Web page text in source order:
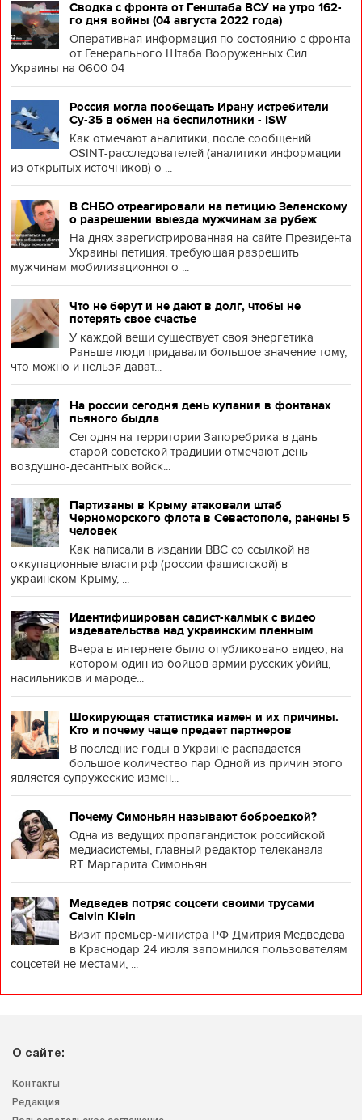
Сводка с фронта от Генштаба ВСУ на утро 162-
го дня войны (04 августа 2022 года)
Оперативная информация по состоянию с фронта
от Генерального Штаба Вооруженных Сил
Украины на 0600 04
Россия могла пообещать Ирану истребители
Су-35 в обмен на беспилотники - ISW
Как отмечают аналитики, после сообщений
OSINT-расследователей (аналитики информации
из открытых источников) о ...
В СНБО отреагировали на петицию Зеленскому
о разрешении выезда мужчинам за рубеж
На днях зарегистрированная на сайте Президента
Украины петиция, требующая разрешить
мужчинам мобилизационного ...
Что не берут и не дают в долг, чтобы не
потерять свое счастье
У каждой вещи существует своя энергетика
Раньше люди придавали большое значение тому,
что можно и нельзя дават...
На россии сегодня день купания в фонтанах
пьяного быдла
Сегодня на территории Запоребрика в дань
старой советской традиции отмечают день
воздушно-десантных войск...
Партизаны в Крыму атаковали штаб
Черноморского флота в Севастополе, ранены 5
человек
Как написали в издании BBC со ссылкой на
оккупационные власти рф (россии фашистской) в
украинском Крыму, ...
Идентифицирован садист-калмык с видео
издевательства над украинским пленным
Вчера в интернете было опубликовано видео, на
котором один из бойцов армии русских убийц,
насильников и мароде...
Шокирующая статистика измен и их причины.
Кто и почему чаще предает партнеров
В последние годы в Украине распадается
большое количество пар Одной из причин этого
является супружеские измен...
Почему Симоньян называют боброедкой?
Одна из ведущих пропагандисток российской
медиасистемы, главный редактор телеканала
RT Маргарита Симоньян...
Медведев потряс соцсети своими трусами
Calvin Klein
Визит премьер-министра РФ Дмитрия Медведева
в Краснодар 24 июля запомнился пользователям
соцсетей не местами, ...
О сайте:
Контакты
Редакция